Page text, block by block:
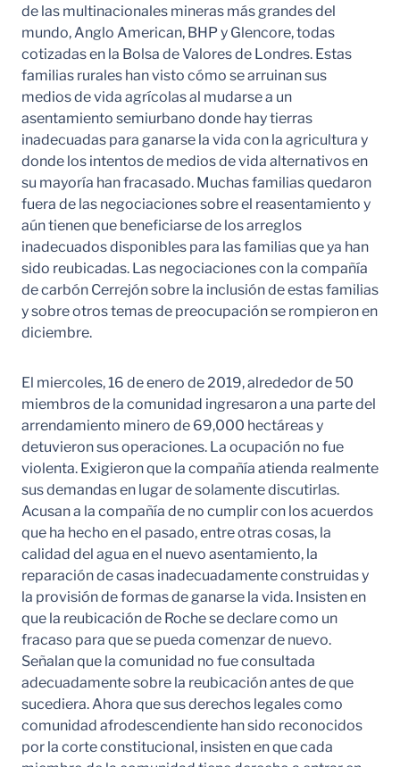
de las multinacionales mineras más grandes del
mundo, Anglo American, BHP y Glencore, todas
cotizadas en la Bolsa de Valores de Londres. Estas
familias rurales han visto cómo se arruinan sus
medios de vida agrícolas al mudarse a un
asentamiento semiurbano donde hay tierras
inadecuadas para ganarse la vida con la agricultura y
donde los intentos de medios de vida alternativos en
su mayoría han fracasado. Muchas familias quedaron
fuera de las negociaciones sobre el reasentamiento y
aún tienen que beneficiarse de los arreglos
inadecuados disponibles para las familias que ya han
sido reubicadas. Las negociaciones con la compañía
de carbón Cerrejón sobre la inclusión de estas familias
y sobre otros temas de preocupación se rompieron en
diciembre.
El miercoles, 16 de enero de 2019, alrededor de 50
miembros de la comunidad ingresaron a una parte del
arrendamiento minero de 69,000 hectáreas y
detuvieron sus operaciones. La ocupación no fue
violenta. Exigieron que la compañía atienda realmente
sus demandas en lugar de solamente discutirlas.
Acusan a la compañía de no cumplir con los acuerdos
que ha hecho en el pasado, entre otras cosas, la
calidad del agua en el nuevo asentamiento, la
reparación de casas inadecuadamente construidas y
la provisión de formas de ganarse la vida. Insisten en
que la reubicación de Roche se declare como un
fracaso para que se pueda comenzar de nuevo.
Señalan que la comunidad no fue consultada
adecuadamente sobre la reubicación antes de que
sucediera. Ahora que sus derechos legales como
comunidad afrodescendiente han sido reconocidos
por la corte constitucional, insisten en que cada